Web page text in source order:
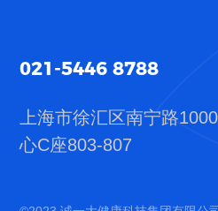
021-5446 8788
上海市徐汇区南宁路
心C座803-807